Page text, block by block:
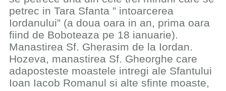
petrec in Tara Sfanta ” intoarcerea
Iordanului” (a doua oara in an, prima oara
fiind de Boboteaza pe 18 ianuarie).
Manastirea Sf. Gherasim de la Iordan.
Hozeva, manastirea Sf. Gheorghe care
adaposteste moastele intregi ale Sfantului
Ioan Iacob Romanul si alte sfinte moaste,